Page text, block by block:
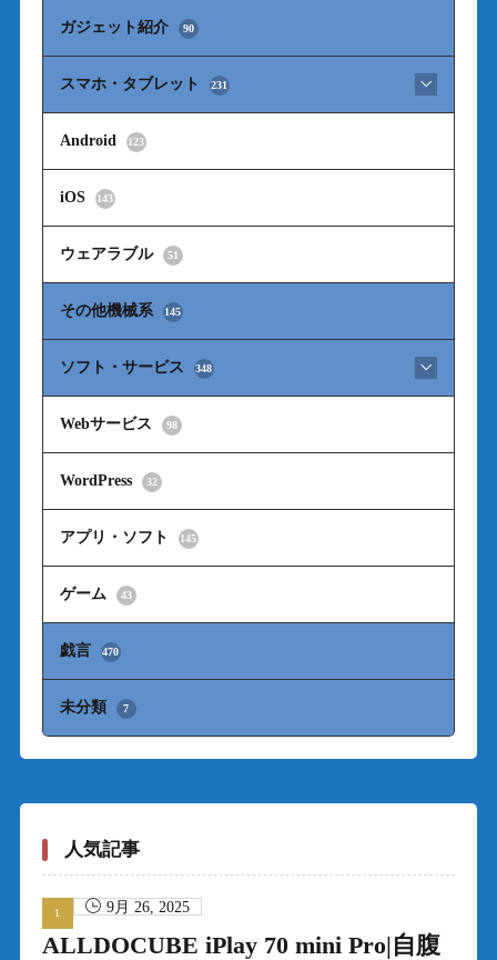
ガジェット紹介 90
スマホ・タブレット 231
Android 123
iOS 143
ウェアラブル 51
その他機械系 145
ソフト・サービス 348
Webサービス 98
WordPress 32
アプリ・ソフト 145
ゲーム 43
戯言 470
未分類 7
人気記事
9月 26, 2025
ALLDOCUBE iPlay 70 mini Pro|自腹